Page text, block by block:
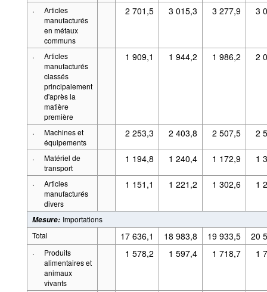
·
Articles
manufacturés
en métaux
communs
2 701,5 3 015,3 3 277,9 3
·
Articles
manufacturés
classés
principalement
d'après la
matière
première
1 909,1 1 944,2 1 986,2 2
·
Machines et
équipements
2 253,3 2 403,8 2 507,5 2
·
Matériel de
transport
1 194,8 1 240,4 1 172,9 1
·
Articles
manufacturés
divers
1 151,1 1 221,2 1 302,6 1
Mesure: Importations
Total
17 636,1 18 983,8 19 933,5
20
·
Produits
alimentaires et
animaux
vivants
1 578,2 1 597,4 1 718,7 1